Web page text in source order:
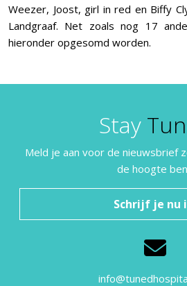
Weezer, Joost, girl in red en Biffy
Landgraaf. Net zoals nog 17
hieronder opgesomd worden.
Stay
Meld je aan voor de nieuwsbrief
de hoogte
Schrijf je nu